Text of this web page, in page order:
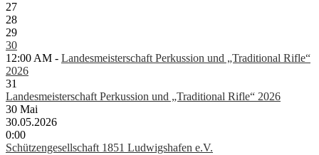
27
28
29
30
12:00 AM - Landesmeisterschaft Perkussion und „Traditional Rifle“
2026
31
Landesmeisterschaft Perkussion und „Traditional Rifle“ 2026
30 Mai
30.05.2026
0:00
Schützengesellschaft 1851 Ludwigshafen e.V.